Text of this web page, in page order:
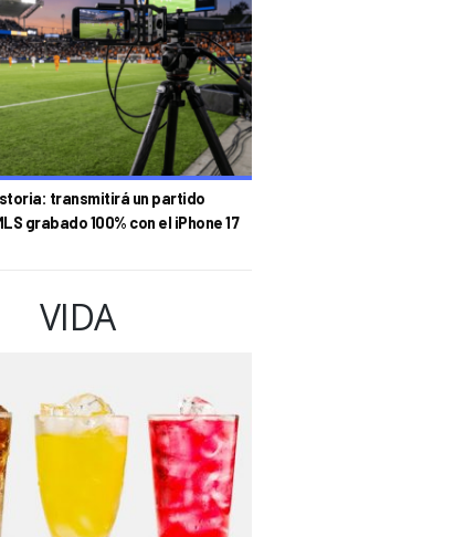
transmitirá un partido
grabado 100% con el iPhone 17
VIDA